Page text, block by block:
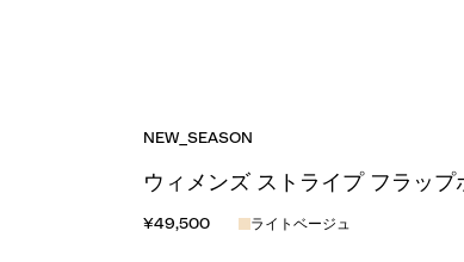
NEW_SEASON
ウィメンズ ストライプ フラップ
¥49,500 ライトベージュ